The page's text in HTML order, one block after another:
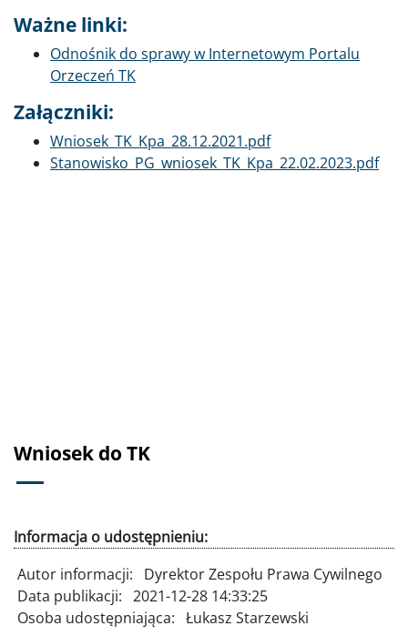
Ważne linki:
Odnośnik do sprawy w Internetowym Portalu
Orzeczeń TK
Załączniki:
Dokument
Wniosek_TK_Kpa_28.12.2021.pdf
Dokument
Stanowisko_PG_wniosek_TK_Kpa_22.02.2023.pdf
Wniosek do TK
Informacja o udostępnieniu:
Autor informacji:
Dyrektor Zespołu Prawa Cywilnego
Data publikacji: 2021-12-28 14:33:25
Osoba udostępniająca: Łukasz Starzewski